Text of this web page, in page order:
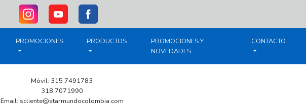
PROMOCIONES PRODUCTOS
PROMOCIONES Y
NOVEDADES
CONTACTO
Móvil: 315 7491783
318 7071990
Email: scliente@starmundocolombia.com